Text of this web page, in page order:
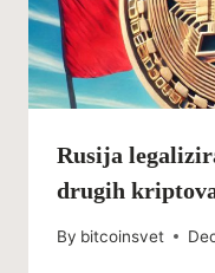
Rusija
drugih
By bitcoinsvet